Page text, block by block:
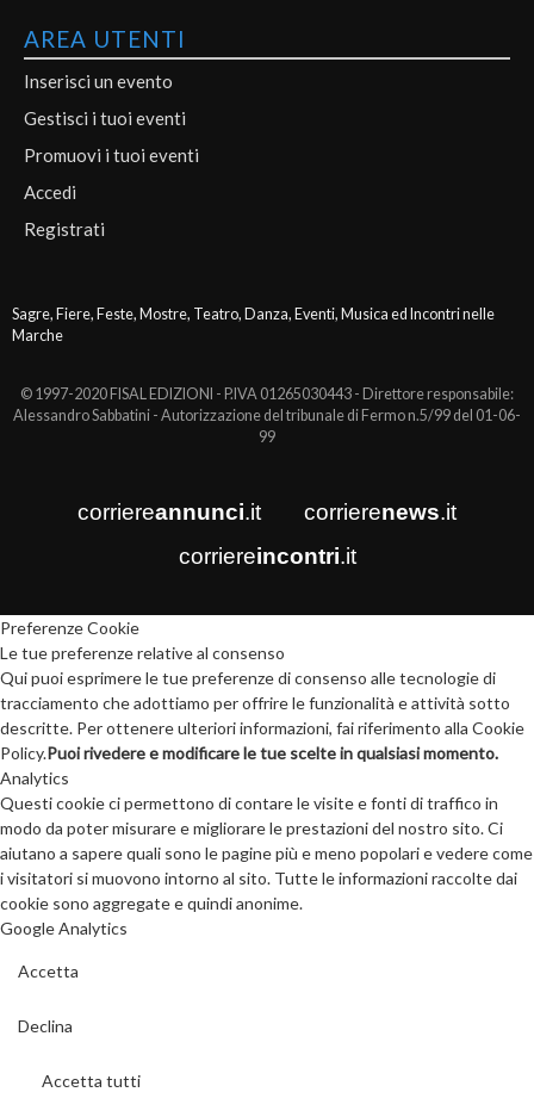
AREA UTENTI
Inserisci un evento
Gestisci i tuoi eventi
Promuovi i tuoi eventi
Accedi
Registrati
Sagre, Fiere, Feste, Mostre, Teatro, Danza, Eventi, Musica ed Incontri nelle
Marche
© 1997-2020 FISAL EDIZIONI - P.IVA 01265030443 - Direttore responsabile:
Alessandro Sabbatini - Autorizzazione del tribunale di Fermo n.5/99 del 01-06-
99
corriereannunci.it corrierenews.it
corriereincontri.it
Preferenze Cookie
Le tue preferenze relative al consenso
Qui puoi esprimere le tue preferenze di consenso alle tecnologie di
tracciamento che adottiamo per offrire le funzionalità e attività sotto
descritte. Per ottenere ulteriori informazioni, fai riferimento alla Cookie
Policy.Puoi rivedere e modificare le tue scelte in qualsiasi momento.
Analytics
Questi cookie ci permettono di contare le visite e fonti di traffico in
modo da poter misurare e migliorare le prestazioni del nostro sito. Ci
aiutano a sapere quali sono le pagine più e meno popolari e vedere come
i visitatori si muovono intorno al sito. Tutte le informazioni raccolte dai
cookie sono aggregate e quindi anonime.
Google Analytics
Accetta
Declina
Accetta tutti